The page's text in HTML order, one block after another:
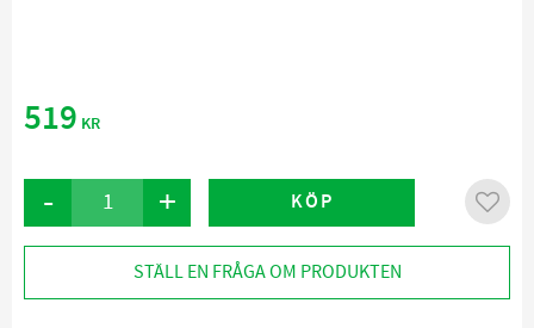
519 KR
+
- KÖP Lägg
STÄLL EN FRÅGA OM PRODUKTEN